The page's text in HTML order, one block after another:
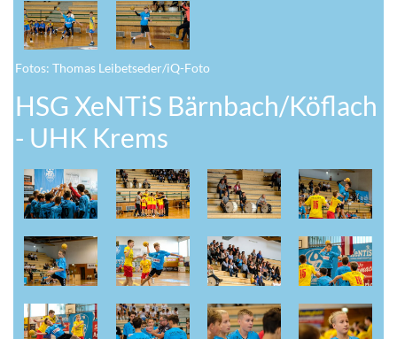
Fotos: Thomas Leibetseder/iQ-Foto
HSG XeNTiS Bärnbach/Köflach
- UHK Krems